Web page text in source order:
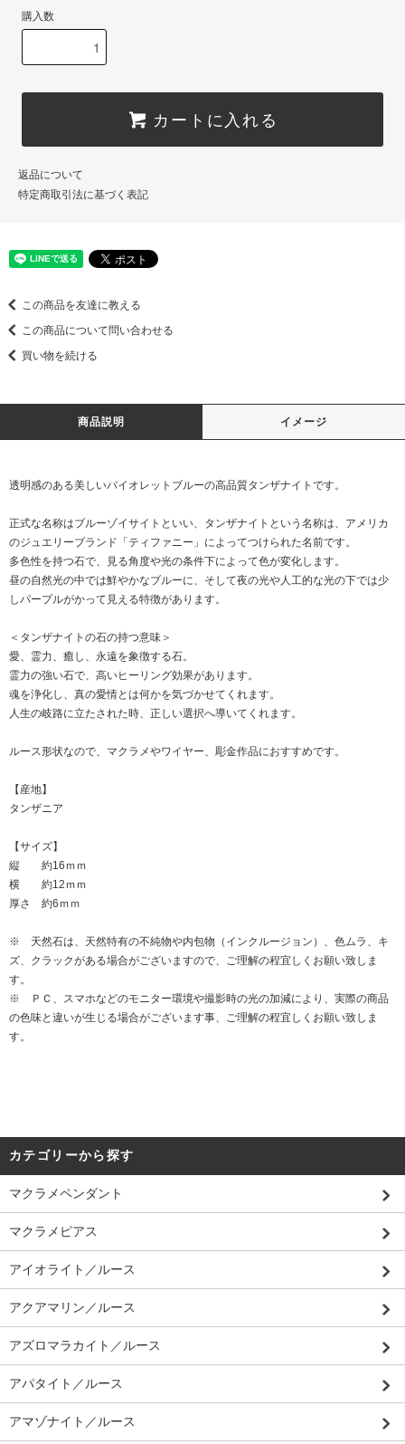
購入数
カートに入れる
返品について
特定商取引法に基づく表記
この商品を友達に教える
この商品について問い合わせる
買い物を続ける
商品説明 イメージ
透明感のある美しいバイオレットブルーの高品質タンザナイトです。
正式な名称はブルーゾイサイトといい、タンザナイトという名称は、アメリカ
のジュエリーブランド「ティファニー」によってつけられた名前です。
多色性を持つ石で、見る角度や光の条件下によって色が変化します。
昼の自然光の中では鮮やかなブルーに、そして夜の光や人工的な光の下では少
しパープルがかって見える特徴があります。
＜タンザナイトの石の持つ意味＞
愛、霊力、癒し、永遠を象徴する石。
霊力の強い石で、高いヒーリング効果があります。
魂を浄化し、真の愛情とは何かを気づかせてくれます。
人生の岐路に立たされた時、正しい選択へ導いてくれます。
ルース形状なので、マクラメやワイヤー、彫金作品におすすめです。
【産地】
タンザニア
【サイズ】
縦 約16ｍｍ
横 約12ｍｍ
厚さ 約6ｍｍ
※ 天然石は、天然特有の不純物や内包物（インクルージョン）、色ムラ、キ
ズ、クラックがある場合がございますので、ご理解の程宜しくお願い致しま
す。
※ ＰＣ、スマホなどのモニター環境や撮影時の光の加減により、実際の商品
の色味と違いが生じる場合がございます事、ご理解の程宜しくお願い致しま
す。
カテゴリーから探す
マクラメペンダント
マクラメピアス
アイオライト／ルース
アクアマリン／ルース
アズロマラカイト／ルース
アパタイト／ルース
アマゾナイト／ルース